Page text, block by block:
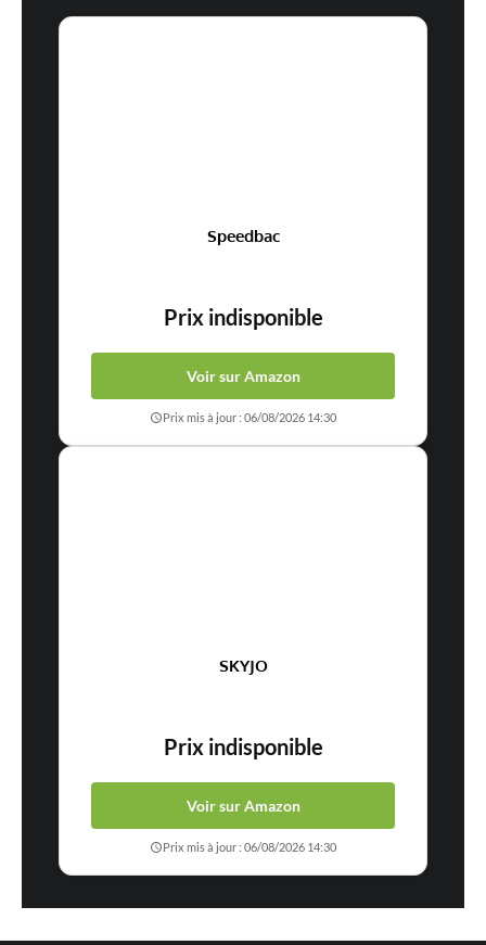
Speedbac
Prix indisponible
Voir sur Amazon
Prix mis à jour : 06/08/2026 14:30
SKYJO
Prix indisponible
Voir sur Amazon
Prix mis à jour : 06/08/2026 14:30